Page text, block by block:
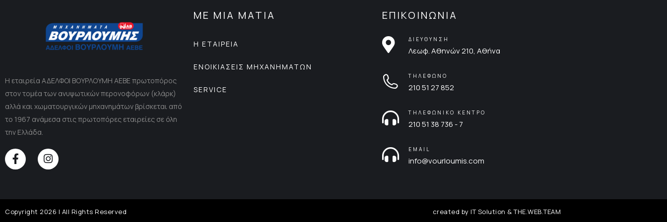
Η εταιρεία ΑΔΕΛΦΟΙ ΒΟΥΡΛΟΥΜΗ ΑΕΒΕ πρωτοπόρος
στον τομέα των ανυψωτικών περονοφόρων (κλάρκ)
αλλά και χωματουργικών μηχανημάτων βρίσκεται από
το 1967 ανάμεσα στις πρωτοπόρες εταιρείες σε όλη
την Ελλάδα.
ΜΕ ΜΙΑ ΜΑΤΙΑ
Η ΕΤΑΙΡΕΙΑ
ΕΝΟΙΚΙΑΣΕΙΣ ΜΗΧΑΝΗΜΑΤΩΝ
SERVICE
ΕΠΙΚΟΙΝΩΝΙΑ
ΔΙΕΥΘΥΝΣΗ
Λεωφ. Αθηνών 210, Αθήνα
ΤΗΛΕΦΩΝΟ
210 51 27 852
ΤΗΛΕΦΩΝΙΚΟ ΚΕΝΤΡΟ
210 51 38 736 - 7
EMAIL
info@vourloumis.com
Copyright 2026 | All Rights Reserved created by IT Solution &THE.WEB.TEAM